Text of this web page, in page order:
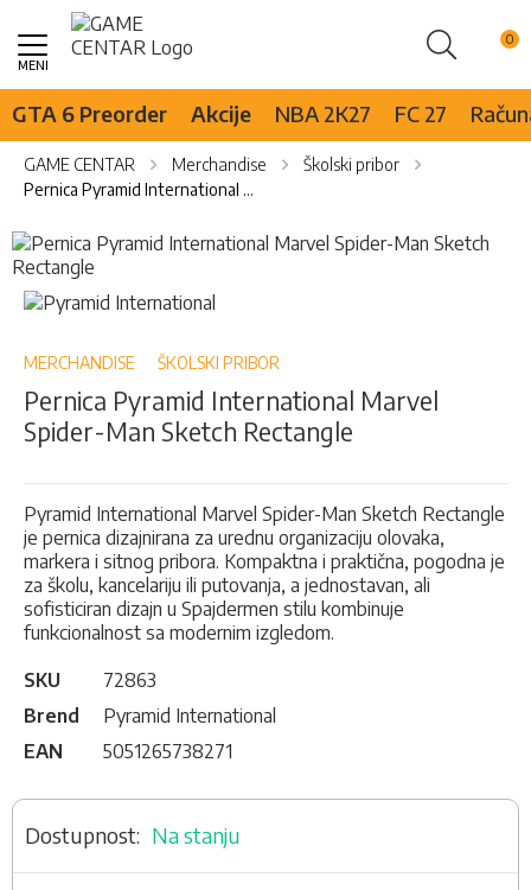
Pretraži
Skip
Content
GTA 6 Preorder Akcije NBA 2K27 FC 27
GAME CENTAR Merchandise
Školski pribor
Pernica Pyramid International Marvel Spider-Man Sketch Rectangle
Skip
to
the
end
the
gallery
Skip
to
beginning
the
images
MERCHANDISE ŠKOLSKI PRIBOR
Pernica Pyramid International Marvel
Spider-Man Sketch Rectangle
Pyramid International Marvel Spider-Man Sketch Rectangle
je pernica dizajnirana za urednu organizaciju olovaka,
markera i sitnog pribora. Kompaktna i praktična, pogodna je
za školu, kancelariju ili putovanja, a jednostavan, ali
sofisticiran dizajn u Spajdermen stilu kombinuje
funkcionalnost sa modernim izgledom.
SKU
72863
Brend
Pyramid International
EAN
5051265738271
Na stanju